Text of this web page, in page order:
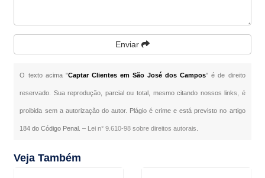
Enviar
O texto acima "Captar Clientes em São José dos Campos" é de direito
reservado. Sua reprodução, parcial ou total, mesmo citando nossos links, é
proibida sem a autorização do autor. Plágio é crime e está previsto no artigo
184 do Código Penal. – Lei n° 9.610-98 sobre direitos autorais
Veja Também